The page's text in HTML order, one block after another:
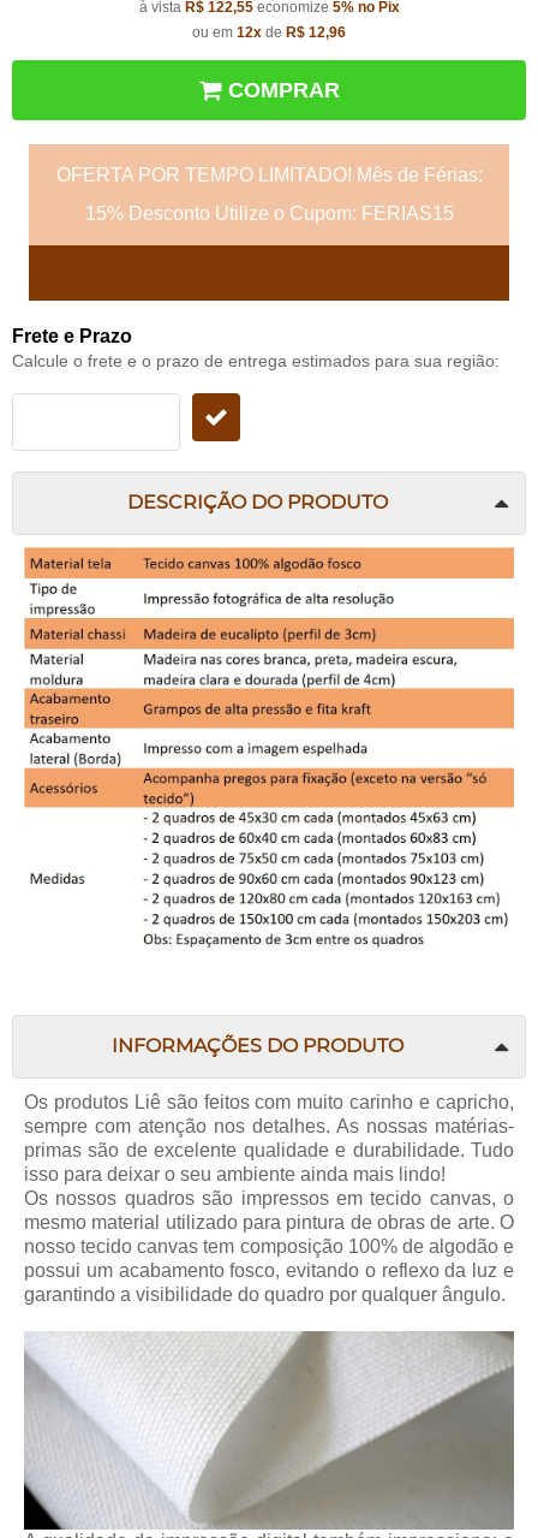
à vista R$ 122,55economize 5% no Pix
ou em 12x de R$ 12,96
COMPRAR
OFERTA POR TEMPO LIMITADO! Mês de Férias:
15% Desconto Utilize o Cupom: FERIAS15
Frete e Prazo
Calcule o frete e o prazo de entrega estimados para sua região:
DESCRIÇÃO DO PRODUTO
INFORMAÇÕES DO PRODUTO
Os produtos Liê são feitos com muito carinho e capricho,
sempre com atenção nos detalhes. As nossas matérias-
primas são de excelente qualidade e durabilidade. Tudo
isso para deixar o seu ambiente ainda mais lindo!
Os nossos quadros são impressos em tecido canvas, o
mesmo material utilizado para pintura de obras de arte. O
nosso tecido canvas tem composição 100% de algodão e
possui um acabamento fosco, evitando o reflexo da luz e
garantindo a visibilidade do quadro por qualquer ângulo.